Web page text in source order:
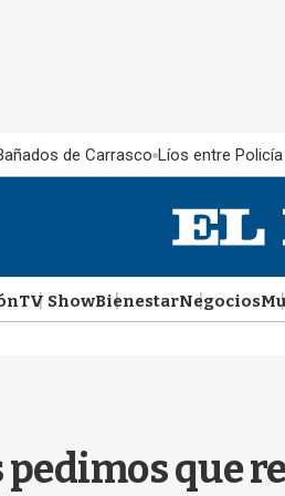
de Carrasco Líos entre
TV ShowBienestarNegocios
pedimos